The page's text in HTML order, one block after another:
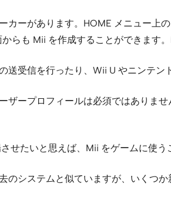
カーがあります。HOME メニュー上
らも Mii を作成することができます
送受信を行ったり、Wii U やニンテン
ザープロフィールは必須ではありま
せたいと思えば、Mii をゲームに使う
のシステムと似ていますが、いくつか